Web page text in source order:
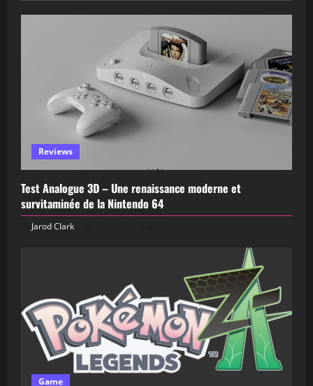
Reviews
Test Analogue 3D – Une renaissance moderne et
survitaminée de la Nintendo 64
Jarod Clark
Game